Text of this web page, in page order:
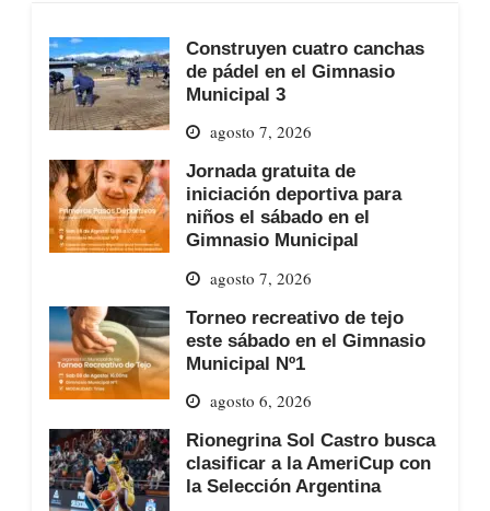
Construyen cuatro canchas
de pádel en el Gimnasio
Municipal 3
agosto 7, 2026
Jornada gratuita de
iniciación deportiva para
niños el sábado en el
Gimnasio Municipal
agosto 7, 2026
Torneo recreativo de tejo
este sábado en el Gimnasio
Municipal Nº1
agosto 6, 2026
Rionegrina Sol Castro busca
clasificar a la AmeriCup con
la Selección Argentina